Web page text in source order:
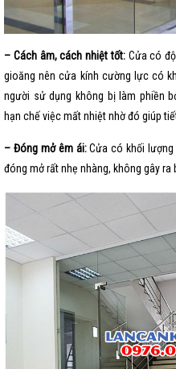
– Cách âm, cách nhiệt tốt:Cửa có
gioăng nên cửa kính cường lực có
người sử dụng không bị làm phiền
hạn chế việc mất nhiệt nhờ đó giúp
– Đóng mở êm ái:Cửa có khối lượng
đóng mở rất nhẹ nhàng, không gây ra